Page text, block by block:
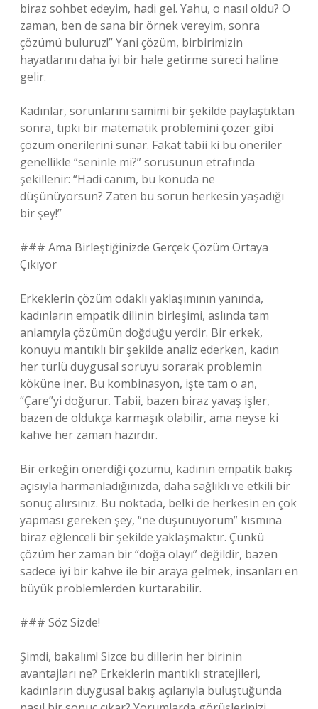
biraz sohbet edeyim, hadi gel. Yahu, o nasıl oldu? O
zaman, ben de sana bir örnek vereyim, sonra
çözümü buluruz!” Yani çözüm, birbirimizin
hayatlarını daha iyi bir hale getirme süreci haline
gelir.
Kadınlar, sorunlarını samimi bir şekilde paylaştıktan
sonra, tıpkı bir matematik problemini çözer gibi
çözüm önerilerini sunar. Fakat tabii ki bu öneriler
genellikle “seninle mi?” sorusunun etrafında
şekillenir: “Hadi canım, bu konuda ne
düşünüyorsun? Zaten bu sorun herkesin yaşadığı
bir şey!”
### Ama Birleştiğinizde Gerçek Çözüm Ortaya
Çıkıyor
Erkeklerin çözüm odaklı yaklaşımının yanında,
kadınların empatik dilinin birleşimi, aslında tam
anlamıyla çözümün doğduğu yerdir. Bir erkek,
konuyu mantıklı bir şekilde analiz ederken, kadın
her türlü duygusal soruyu sorarak problemin
köküne iner. Bu kombinasyon, işte tam o an,
“Çare”yi doğurur. Tabii, bazen biraz yavaş işler,
bazen de oldukça karmaşık olabilir, ama neyse ki
kahve her zaman hazırdır.
Bir erkeğin önerdiği çözümü, kadının empatik bakış
açısıyla harmanladığınızda, daha sağlıklı ve etkili bir
sonuç alırsınız. Bu noktada, belki de herkesin en çok
yapması gereken şey, “ne düşünüyorum” kısmına
biraz eğlenceli bir şekilde yaklaşmaktır. Çünkü
çözüm her zaman bir “doğa olayı” değildir, bazen
sadece iyi bir kahve ile bir araya gelmek, insanları en
büyük problemlerden kurtarabilir.
### Söz Sizde!
Şimdi, bakalım! Sizce bu dillerin her birinin
avantajları ne? Erkeklerin mantıklı stratejileri,
kadınların duygusal bakış açılarıyla buluştuğunda